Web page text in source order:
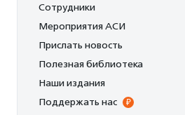
Сотрудники
Мероприятия АСИ
Прислать новость
Полезная библиотека
Наши издания
Поддержать нас